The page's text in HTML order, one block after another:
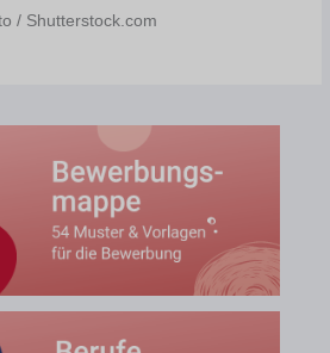
/ Shutterstock.com